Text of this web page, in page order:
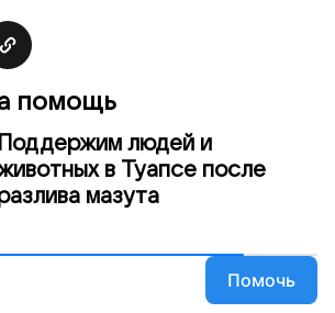
помощь
Поддержим людей и
в Туапсе после
мазута
Помочь